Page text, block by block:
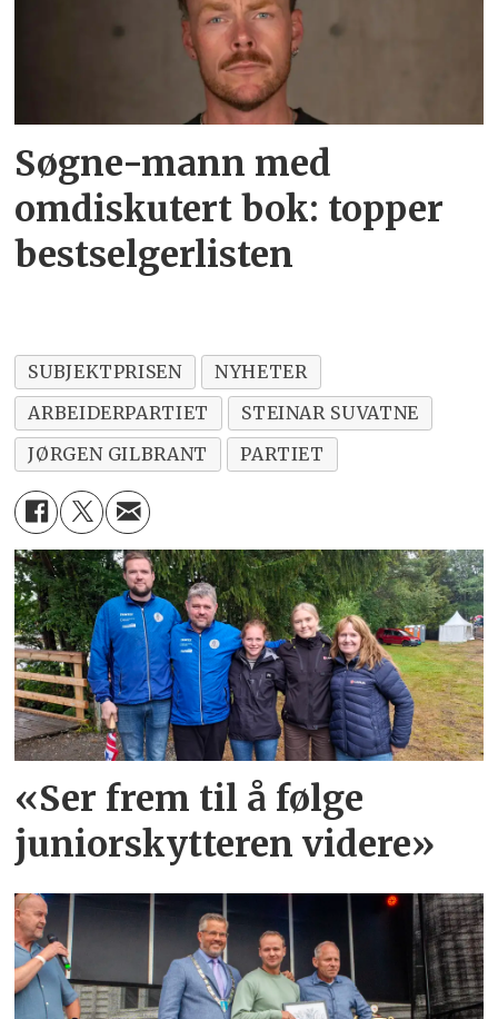
Søgne-mann med
omdiskutert bok: topper
bestselgerlisten
SUBJEKTPRISEN
NYHETER
ARBEIDERPARTIET
STEINAR SUVATNE
JØRGEN GILBRANT
PARTIET
«Ser frem til å følge
juniorskytteren videre»